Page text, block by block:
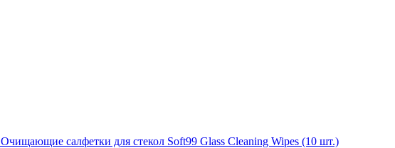
Очищающие салфетки для стекол Soft99 Glass Cleaning Wipes (10 шт.)